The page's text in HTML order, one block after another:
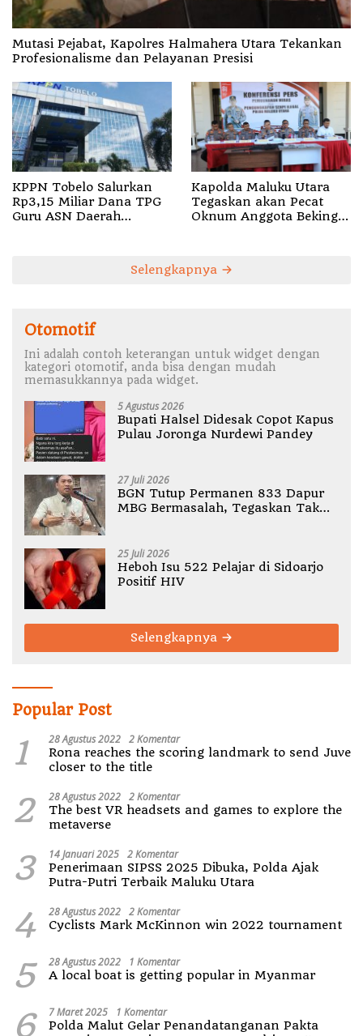
Mutasi Pejabat, Kapolres Halmahera Utara Tekankan
Profesionalisme dan Pelayanan Presisi
KPPN Tobelo Salurkan
Rp3,15 Miliar Dana TPG
Guru ASN Daerah
Kapolda Maluku Utara
Tegaskan akan Pecat
Oknum Anggota Bekingi
Selengkapnya
Otomotif
Ini adalah contoh keterangan untuk widget dengan
kategori otomotif, anda bisa dengan mudah
memasukkannya pada widget.
5 Agustus 2026
Bupati Halsel Didesak Copot Kapus
Pulau Joronga Nurdewi Pandey
27 Juli 2026
BGN Tutup Permanen 833 Dapur
MBG Bermasalah, Tegaskan Tak
25 Juli 2026
Heboh Isu 522 Pelajar di Sidoarjo
Positif HIV
Selengkapnya
Popular Post
1 28 Agustus 2022 2 Komentar
Rona reaches the scoring landmark to send Juve
closer to the title
2 28 Agustus 2022 2 Komentar
The best VR headsets and games to explore the
metaverse
3 14 Januari 2025 2 Komentar
Penerimaan SIPSS 2025 Dibuka, Polda Ajak
Putra-Putri Terbaik Maluku Utara
4 28 Agustus 2022 2 Komentar
Cyclists Mark McKinnon win 2022 tournament
5 28 Agustus 2022 1 Komentar
A local boat is getting popular in Myanmar
6 7 Maret 2025 1 Komentar
Polda Malut Gelar Penandatanganan Pakta